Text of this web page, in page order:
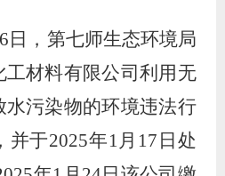
日，第七师生态环境局
材料有限公司利用无
水污染物的环境违法行
并于2025年1月 17 日处